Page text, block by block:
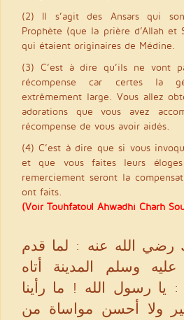
(2) Il s’agit des Ansars qui
Prophète (que la prière d’Allah et
qui étaient originaires de Médine.
(3) C’est à dire qu’ils ne vont
récompense car certes la
extrêmement large. Vous allez
adorations que vous avez
récompense de vous avoir aidés.
(4) C’est à dire que si vous
et que vous faites leurs
remerciement seront la
ont faits.
(Voir Touhfatoul Ahwadhi Charh
الله عنه : لما قدم
وسلم المدينة أتاه
: يا رسول الله ! ما رأينا
ولا أحسن مواساة من